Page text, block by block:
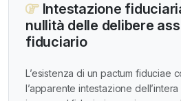
Intestazione
nullità delle delibere
fiduciario
L’esistenza di un pactum fiduciae
l’apparente intestazione